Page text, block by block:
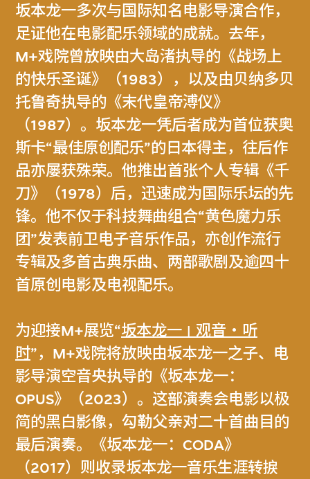
坂本龙一多次与国际知名电影导演合作，
足证他在电影配乐领域的成就。去年，
M+戏院曾放映由大岛渚执导的《战场上
的快乐圣诞》（1983），以及由贝纳多贝
托鲁奇执导的《末代皇帝溥仪》
（1987）。坂本龙一凭后者成为首位获奥
斯卡“最佳原创配乐”的日本得主，往后作
品亦屡获殊荣。他推出首张个人专辑《千
刀》（1978）后，迅速成为国际乐坛的先
锋。他不仅于科技舞曲组合“黄色魔力乐
团”发表前卫电子音乐作品，亦创作流行
专辑及多首古典乐曲、两部歌剧及逾四十
首原创电影及电视配乐。
为迎接M+展览“坂本龙一 | 观音・听
时”，M+戏院将放映由坂本龙一之子、电
影导演空音央执导的《坂本龙一：
OPUS》（2023）。这部演奏会电影以极
简的黑白影像，勾勒父亲对二十首曲目的
最后演奏。《坂本龙一：CODA》
（2017）则收录坂本龙一音乐生涯转捩